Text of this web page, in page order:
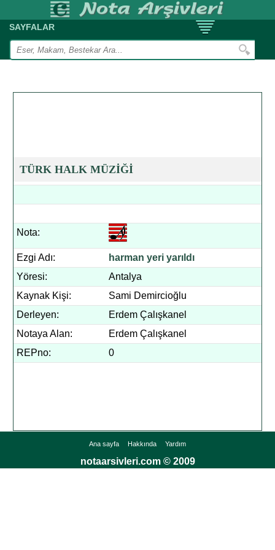
SAYFALAR
TÜRK HALK MÜZİĞİ
Nota:
Ezgi Adı:
harman yeri yarıldı
Yöresi:
Antalya
Kaynak Kişi:
Sami Demircioğlu
Derleyen:
Erdem Çalışkanel
Notaya Alan:
Erdem Çalışkanel
REPno:
0
Ana sayfa Hakkında Yardım
notaarsivleri.com © 2009